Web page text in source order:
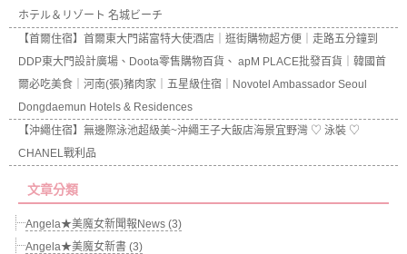
ホテル＆リゾート 名城ビーチ
【首爾住宿】首爾東大門諾富特大使酒店｜逛街購物超方便｜走路五分鐘到
DDP東大門設計廣場、Doota零售購物百貨、 apM PLACE批發百貨｜韓國首
爾必吃美食｜河南(張)豬肉家｜五星級住宿｜Novotel Ambassador Seoul
Dongdaemun Hotels & Residences
【沖繩住宿】無邊際泳池超級美~沖繩王子大飯店海景宜野灣 ♡ 泳裝 ♡
CHANEL戰利品
文章分類
Angela★美魔女新聞報News (3)
Angela★美魔女新書 (3)